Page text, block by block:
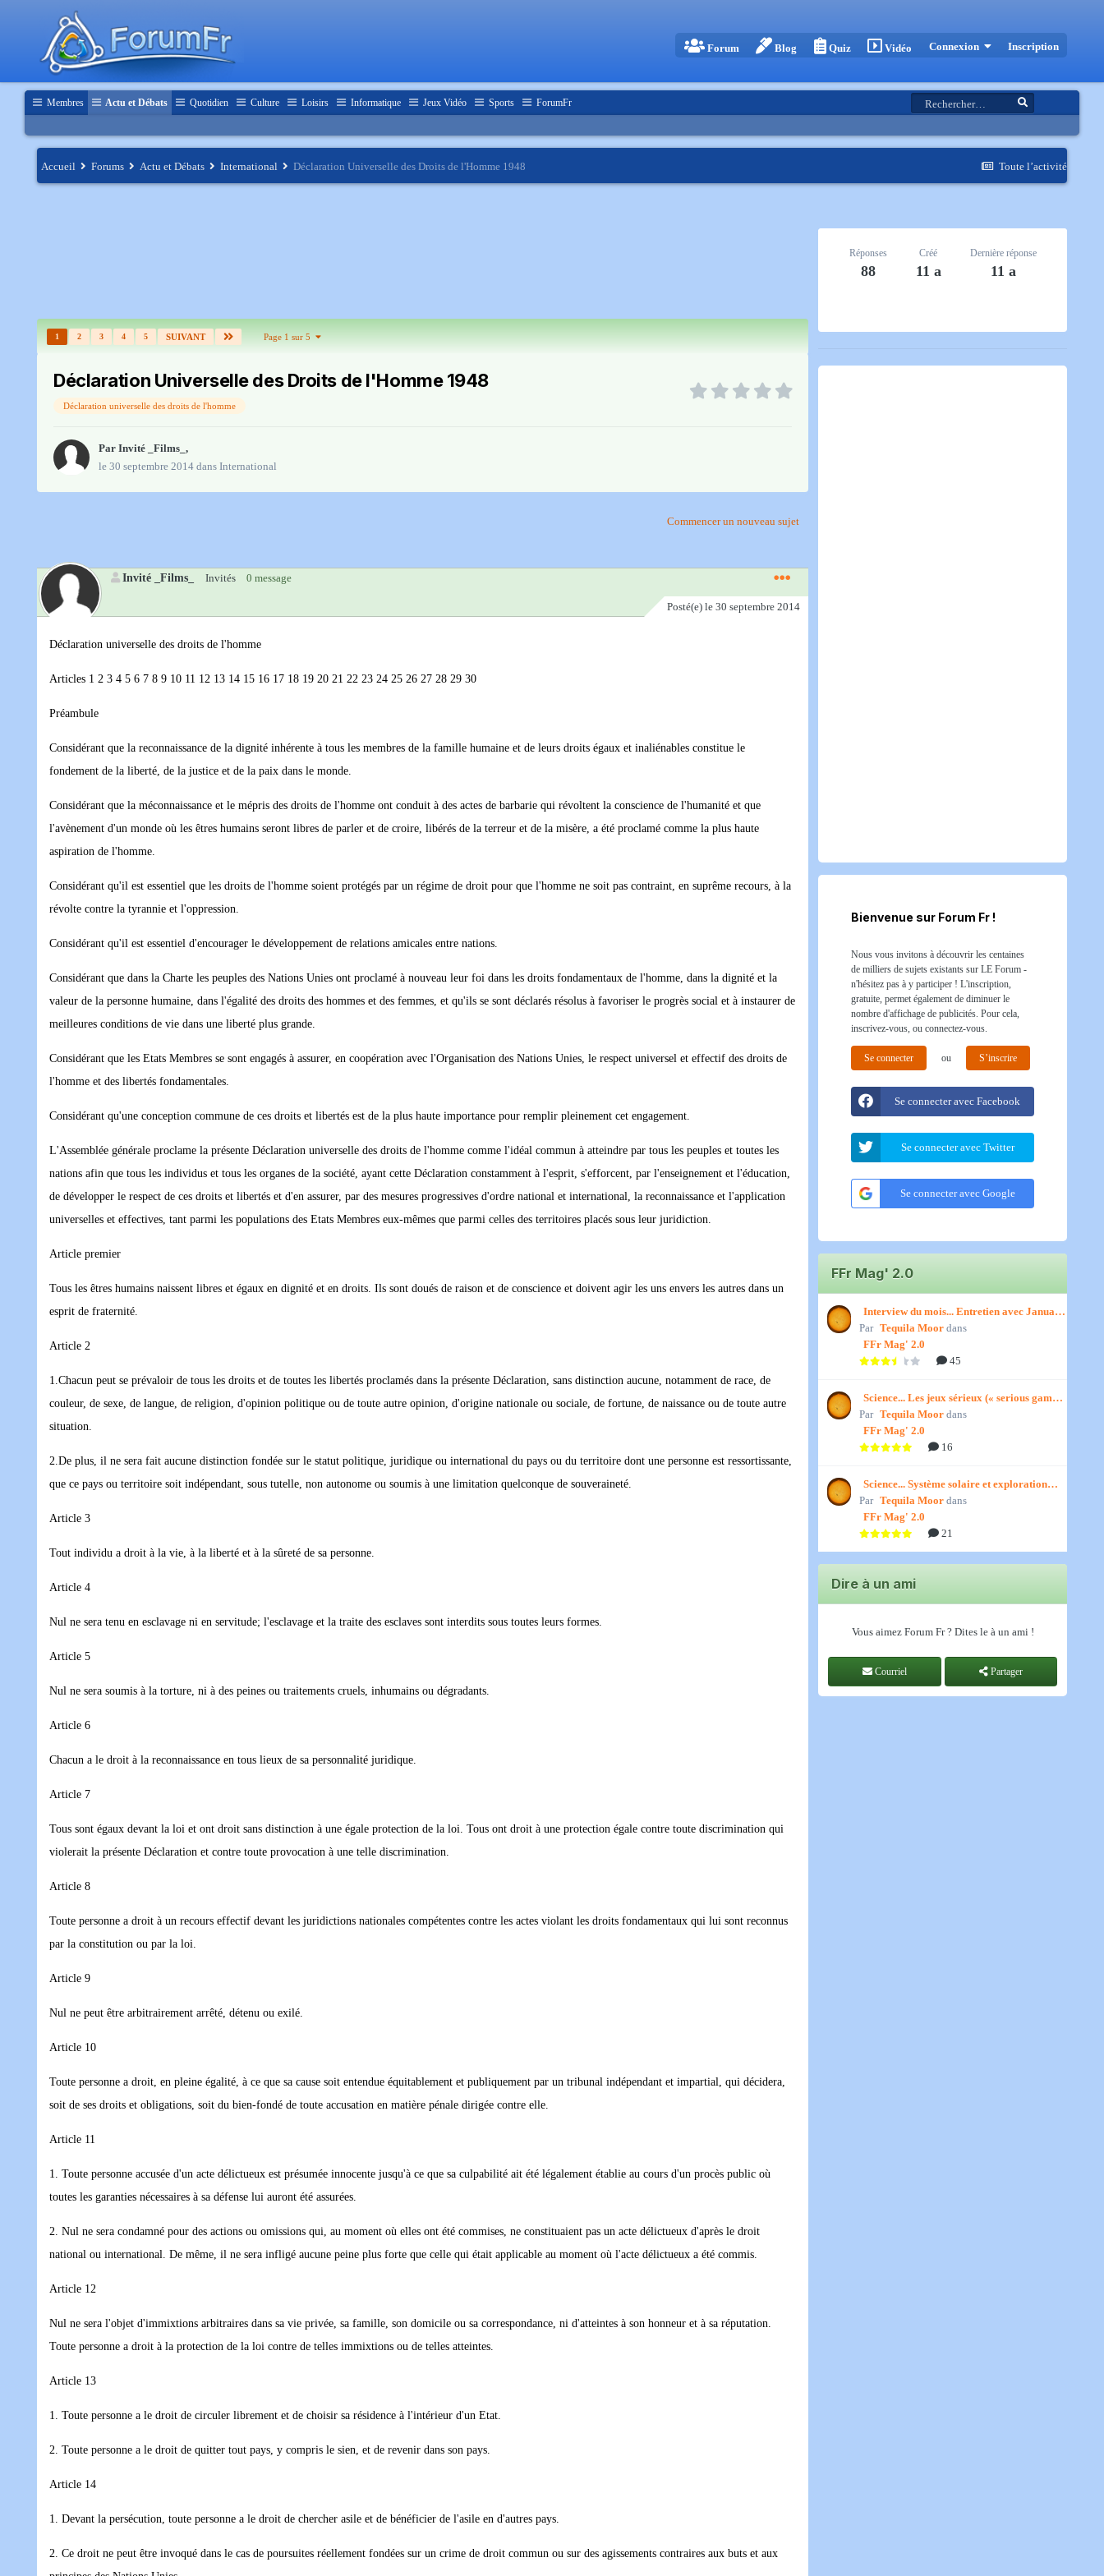
Forum Blog Quiz Vidéo Connexion Inscription
Membres Actu et Débats Quotidien Culture Loisirs Informatique Jeux Vidéo Sports ForumFr
Toute l’activité
Accueil Forums Actu et Débats International Déclaration Universelle des Droits de l'Homme 1948
1 2 3 4 5 SUIVANT Page 1 sur 5
Déclaration Universelle des Droits de l'Homme 1948
Déclaration universelle des droits de l'homme
Par Invité _Films_,
le 30 septembre 2014 dans International
Commencer un nouveau sujet
Invité _Films_ Invités 0 message
Posté(e) le 30 septembre 2014
Déclaration universelle des droits de l'homme
Articles 1 2 3 4 5 6 7 8 9 10 11 12 13 14 15 16 17 18 19 20 21 22 23 24 25 26 27 28 29 30
Préambule
Considérant que la reconnaissance de la dignité inhérente à tous les membres de la famille humaine et de leurs droits égaux et inaliénables constitue le
fondement de la liberté, de la justice et de la paix dans le monde.
Considérant que la méconnaissance et le mépris des droits de l'homme ont conduit à des actes de barbarie qui révoltent la conscience de l'humanité et que
l'avènement d'un monde où les êtres humains seront libres de parler et de croire, libérés de la terreur et de la misère, a été proclamé comme la plus haute
aspiration de l'homme.
Considérant qu'il est essentiel que les droits de l'homme soient protégés par un régime de droit pour que l'homme ne soit pas contraint, en suprême recours, à la
révolte contre la tyrannie et l'oppression.
Considérant qu'il est essentiel d'encourager le développement de relations amicales entre nations.
Considérant que dans la Charte les peuples des Nations Unies ont proclamé à nouveau leur foi dans les droits fondamentaux de l'homme, dans la dignité et la
valeur de la personne humaine, dans l'égalité des droits des hommes et des femmes, et qu'ils se sont déclarés résolus à favoriser le progrès social et à instaurer de
meilleures conditions de vie dans une liberté plus grande.
Considérant que les Etats Membres se sont engagés à assurer, en coopération avec l'Organisation des Nations Unies, le respect universel et effectif des droits de
l'homme et des libertés fondamentales.
Considérant qu'une conception commune de ces droits et libertés est de la plus haute importance pour remplir pleinement cet engagement.
L'Assemblée générale proclame la présente Déclaration universelle des droits de l'homme comme l'idéal commun à atteindre par tous les peuples et toutes les
nations afin que tous les individus et tous les organes de la société, ayant cette Déclaration constamment à l'esprit, s'efforcent, par l'enseignement et l'éducation,
de développer le respect de ces droits et libertés et d'en assurer, par des mesures progressives d'ordre national et international, la reconnaissance et l'application
universelles et effectives, tant parmi les populations des Etats Membres eux-mêmes que parmi celles des territoires placés sous leur juridiction.
Article premier
Tous les êtres humains naissent libres et égaux en dignité et en droits. Ils sont doués de raison et de conscience et doivent agir les uns envers les autres dans un
esprit de fraternité.
Article 2
1.Chacun peut se prévaloir de tous les droits et de toutes les libertés proclamés dans la présente Déclaration, sans distinction aucune, notamment de race, de
couleur, de sexe, de langue, de religion, d'opinion politique ou de toute autre opinion, d'origine nationale ou sociale, de fortune, de naissance ou de toute autre
situation.
2.De plus, il ne sera fait aucune distinction fondée sur le statut politique, juridique ou international du pays ou du territoire dont une personne est ressortissante,
que ce pays ou territoire soit indépendant, sous tutelle, non autonome ou soumis à une limitation quelconque de souveraineté.
Article 3
Tout individu a droit à la vie, à la liberté et à la sûreté de sa personne.
Article 4
Nul ne sera tenu en esclavage ni en servitude; l'esclavage et la traite des esclaves sont interdits sous toutes leurs formes.
Article 5
Nul ne sera soumis à la torture, ni à des peines ou traitements cruels, inhumains ou dégradants.
Article 6
Chacun a le droit à la reconnaissance en tous lieux de sa personnalité juridique.
Article 7
Tous sont égaux devant la loi et ont droit sans distinction à une égale protection de la loi. Tous ont droit à une protection égale contre toute discrimination qui
violerait la présente Déclaration et contre toute provocation à une telle discrimination.
Article 8
Toute personne a droit à un recours effectif devant les juridictions nationales compétentes contre les actes violant les droits fondamentaux qui lui sont reconnus
par la constitution ou par la loi.
Article 9
Nul ne peut être arbitrairement arrêté, détenu ou exilé.
Article 10
Toute personne a droit, en pleine égalité, à ce que sa cause soit entendue équitablement et publiquement par un tribunal indépendant et impartial, qui décidera,
soit de ses droits et obligations, soit du bien-fondé de toute accusation en matière pénale dirigée contre elle.
Article 11
1. Toute personne accusée d'un acte délictueux est présumée innocente jusqu'à ce que sa culpabilité ait été légalement établie au cours d'un procès public où
toutes les garanties nécessaires à sa défense lui auront été assurées.
2. Nul ne sera condamné pour des actions ou omissions qui, au moment où elles ont été commises, ne constituaient pas un acte délictueux d'après le droit
national ou international. De même, il ne sera infligé aucune peine plus forte que celle qui était applicable au moment où l'acte délictueux a été commis.
Article 12
Nul ne sera l'objet d'immixtions arbitraires dans sa vie privée, sa famille, son domicile ou sa correspondance, ni d'atteintes à son honneur et à sa réputation.
Toute personne a droit à la protection de la loi contre de telles immixtions ou de telles atteintes.
Article 13
1. Toute personne a le droit de circuler librement et de choisir sa résidence à l'intérieur d'un Etat.
2. Toute personne a le droit de quitter tout pays, y compris le sien, et de revenir dans son pays.
Article 14
1. Devant la persécution, toute personne a le droit de chercher asile et de bénéficier de l'asile en d'autres pays.
2. Ce droit ne peut être invoqué dans le cas de poursuites réellement fondées sur un crime de droit commun ou sur des agissements contraires aux buts et aux
Réponses
88
Créé
11 a
Dernière réponse
11 a
Bienvenue sur Forum Fr !
Nous vous invitons à découvrir les centaines
de milliers de sujets existants sur LE Forum -
n'hésitez pas à y participer ! L'inscription,
gratuite, permet également de diminuer le
nombre d'affichage de publicités. Pour cela,
inscrivez-vous, ou connectez-vous.
Se connecter ou S’inscrire
Se connecter avec Facebook
Se connecter avec Twitter
Se connecter avec Google
FFr Mag' 2.0
Interview du mois... Entretien avec January,
par Titenath
Par Tequila Moor dans
FFr Mag' 2.0
45
Science... Les jeux sérieux (« serious games
») par Jedino
Par Tequila Moor dans
FFr Mag' 2.0
16
Science... Système solaire et exploration
spatiale, par Jedino
Par Tequila Moor dans
FFr Mag' 2.0
21
Dire à un ami
Vous aimez Forum Fr ? Dites le à un ami !
Courriel Partager